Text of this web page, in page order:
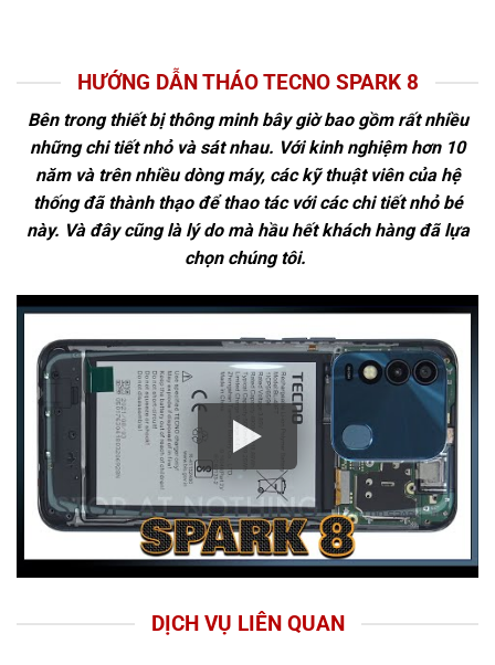
HƯỚNG DẪN THÁO TECNO SPARK 8
Bên trong thiết bị thông minh bây giờ bao gồm rất nhiều
những chi tiết nhỏ và sát nhau. Với kinh nghiệm hơn 10
năm và trên nhiều dòng máy, các kỹ thuật viên của hệ
thống đã thành thạo để thao tác với các chi tiết nhỏ bé
này. Và đây cũng là lý do mà hầu hết khách hàng đã lựa
chọn chúng tôi.
DỊCH VỤ LIÊN QUAN